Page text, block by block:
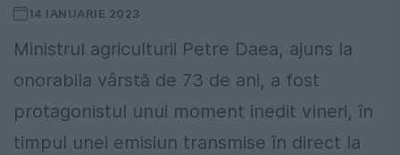
14 IANUARIE 2023
Ministrul agriculturii Petre Daea, ajuns la
onorabila vârstă de 73 de ani, a fost
protagonistul unui moment inedit vineri, în
timpul unei emisiun transmise în direct la